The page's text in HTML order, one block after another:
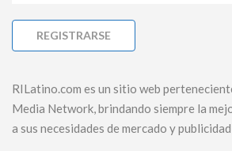
RILatino.com es un sitio web
Media Network, brindando siempre la
a sus necesidades de mercado y